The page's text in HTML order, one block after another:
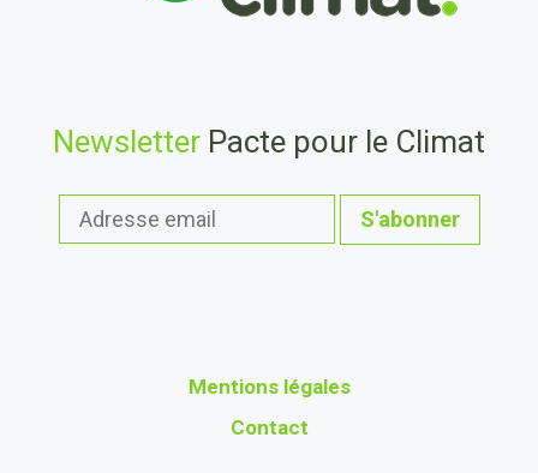
Newsletter Pacte pour le Climat
Mentions légales
Contact